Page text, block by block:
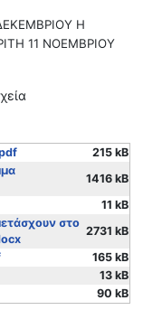
Η
11 ΝΟΕΜΒΡΙΟΥ
215 kB
1416 kB
11 kB
στο
2731 kB
165 kB
13 kB
90 kB